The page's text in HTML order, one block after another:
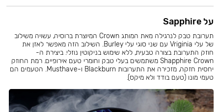
על Sapphire
תערובת טבק לנרגילה מאת המותג Crown המיוצרת ברוסיה, עשויה משילוב
של עלי Vriginia עם שני סוגי עלי Burley. השילוב הזה מאפשר לאזן את
חוזק התערובת בצורה טבעית, ללא שימוש בניקוטין נוזלי. ביצירת ה-
Shapphire Crown משתמשים בעלי טבק וחומרי טעם אירופיים. רמת החוזק
יחסית חזקה, מזכירה את התערובות Blackburn ו-Musthave. הטעמים הם
טעמי מונו (טעם בודד ולא מיקס).